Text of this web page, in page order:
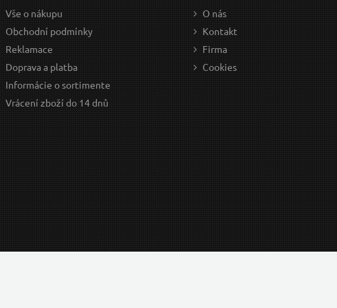
Vše o nákupu
Obchodní podmínky
Reklamace
Doprava a platba
Informácie o sortimente
Vrácení zboží do 14 dnů
O nás
Kontakt
Firma
Cookies